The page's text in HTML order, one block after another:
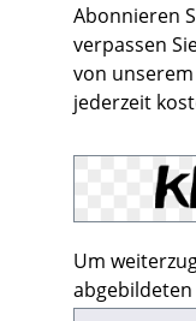
Abonnieren
verpassen
von
jederzeit
Um